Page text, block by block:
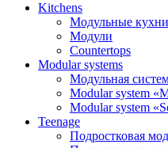
Kitchens
Модульные кухни
Модули
Countertops
Modular systems
Модульная
Modular system
Modular system
Teenage
Подростковая